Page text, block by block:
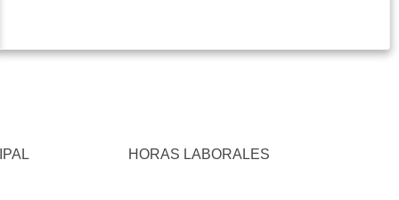
HORAS LABORALES